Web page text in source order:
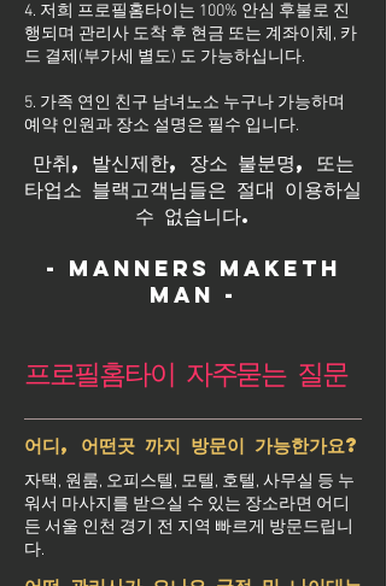
4. 저희 프로필홈타이는 100% 안심 후불로 진
행되며 관리사 도착 후 현금 또는 계좌이체, 카
드 결제(부가세 별도) 도 가능하십니다.
5. 가족 연인 친구 남녀노소 누구나 가능하며
예약 인원과 장소 설명은 필수 입니다.
만취, 발신제한, 장소 불분명, 또는
타업소 블랙고객님들은 절대 이용하실
수 없습니다.
- Manners maketh
man -
프로필홈타이 자주묻는 질문
어디, 어떤곳 까지 방문이 가능한가요?
자택, 원룸, 오피스텔, 모텔, 호텔, 사무실 등 누
워서 마사지를 받으실 수 있는 장소라면 어디
든 서울 인천 경기 전 지역 빠르게 방문드립니
다.